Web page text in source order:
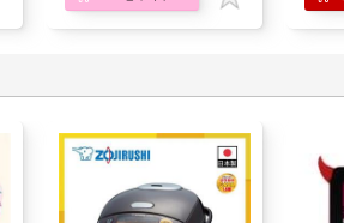
？
能會說：「這當然是A的錯，這就是蓄意
！」
法學家眼中，這就是A的錯。但是，這種